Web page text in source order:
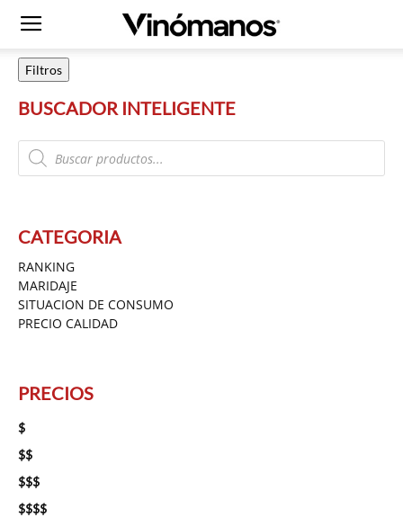
Filtros
BUSCADOR INTELIGENTE
Products
search
CATEGORIA
RANKING
MARIDAJE
SITUACION DE CONSUMO
PRECIO CALIDAD
PRECIOS
$
$$
$$$
$$$$